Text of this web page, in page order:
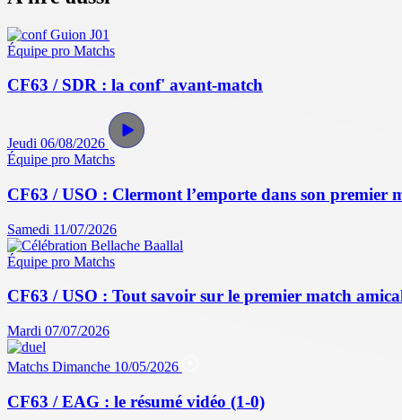
Équipe pro Matchs
CF63 / SDR : la conf' avant-match
Jeudi 06/08/2026
Équipe pro Matchs
CF63 / USO : Clermont l’emporte dans son premier
Samedi 11/07/2026
Équipe pro Matchs
CF63 / USO : Tout savoir sur le premier match
Mardi 07/07/2026
Matchs Dimanche 10/05/2026
CF63 / EAG : le résumé vidéo (1-0)